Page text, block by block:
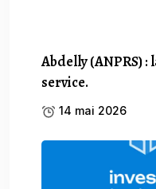
Abdelly (ANPRS)
service.
14 mai 2026